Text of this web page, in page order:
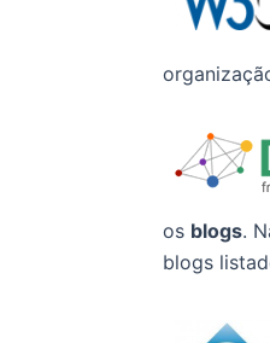
os blogs.
blogs